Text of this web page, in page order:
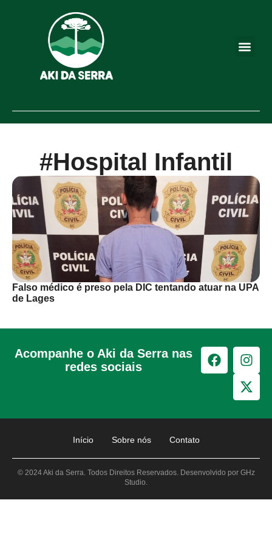
#Hospital Infantil
Falso médico é preso pela DIC tentando atuar na UPA
de Lages
Acompanhe o Aki da Serra nas
redes sociais
Início Sobre nós Contato
© 2024 Aki da Serra. Todos Direitos Reservados. Desenvolvido por GHz
Studio.